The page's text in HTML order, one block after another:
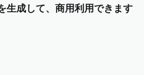
生成して、商用利用できます